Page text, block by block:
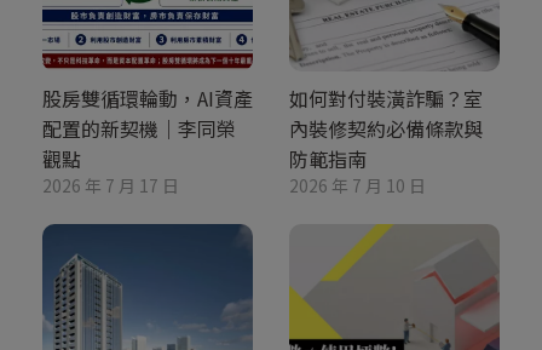
股房雙循環輪動，AI資產
配置的新契機｜李同榮
觀點
2026 年 7 月 17 日
如何對付裝潢詐騙？室
內裝修契約必備條款與
防範指南
2026 年 7 月 10 日